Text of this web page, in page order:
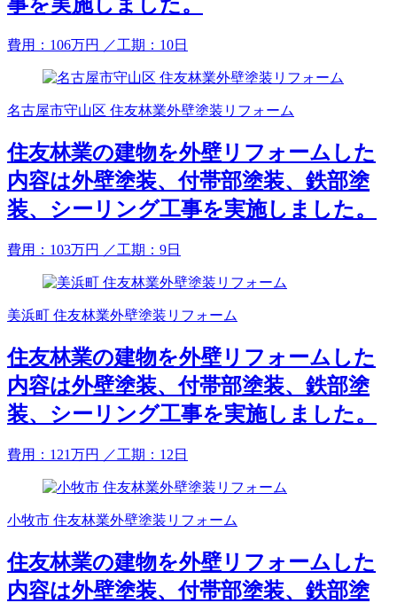
事を実施しました。
費用： 106万円 ／工期：10日
名古屋市守山区 住友林業外壁塗装リフォーム
住友林業の建物を外壁リフォームした
内容は外壁塗装、付帯部塗装、鉄部塗
装、シーリング工事を実施しました。
費用： 103万円 ／工期：9日
美浜町 住友林業外壁塗装リフォーム
住友林業の建物を外壁リフォームした
内容は外壁塗装、付帯部塗装、鉄部塗
装、シーリング工事を実施しました。
費用： 121万円 ／工期：12日
小牧市 住友林業外壁塗装リフォーム
住友林業の建物を外壁リフォームした
内容は外壁塗装、付帯部塗装、鉄部塗